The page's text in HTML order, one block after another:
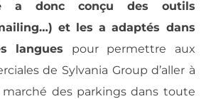
a donc conçu des outils
et les a adaptés dans
langues pour permettre aux
de Sylvania Group d’aller à
des parkings dans toute